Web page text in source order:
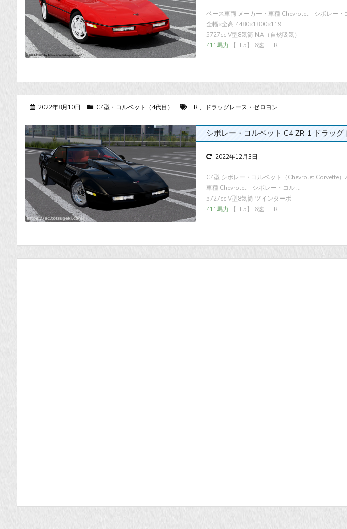
ベース車両 メーカー・車種 Chevrolet シボレー
全幅×全高 4480×1800×119 ...
5727cc V型8気筒 NA（自然吸気）
411馬力 【TL5】 6速 FR
2022年8月10日 C4型・コルベット（4代目） FR , ドラッグレース・ゼロヨン
シボレー・コルベット C4 ZR-1 ドラッ
2022年12月3日
C4型 シボレー・コルベット（Chevrolet Corvette
車種 Chevrolet シボレー・コル ...
5727cc V型8気筒 ツインターボ
411馬力 【TL5】 6速 FR